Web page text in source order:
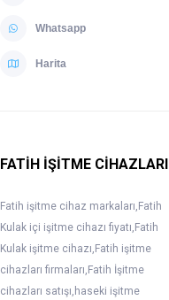
Whatsapp
Harita
FATİH İŞİTME CİHAZLARI
Fatih işitme cihaz markaları,Fatih
Kulak içi işitme cihazı fiyatı,Fatih
Kulak işitme cihazı,Fatih işitme
cihazları firmaları,Fatih İşitme
cihazları satışı,haseki işitme